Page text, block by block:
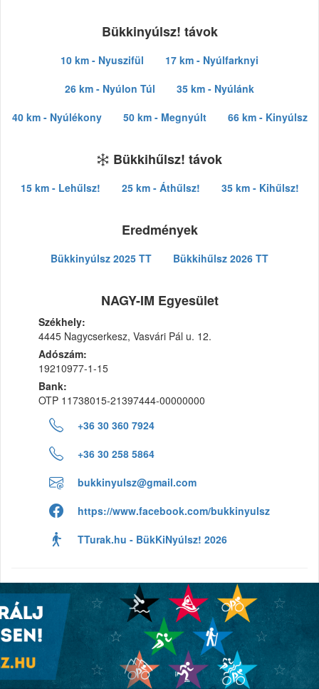
Bükkinyúlsz! távok
10 km - Nyuszifül
17 km - Nyúlfarknyi
26 km - Nyúlon Túl
35 km - Nyúlánk
40 km - Nyúlékony
50 km - Megnyúlt 66 km - Kinyúlsz
Bükkihűlsz! távok
15 km - Lehűlsz! 25 km - Áthűlsz! 35 km - Kihűlsz!
Eredmények
Bükkinyúlsz 2025 TT Bükkihűlsz 2026 TT
NAGY-IM Egyesület
Székhely:
4445 Nagycserkesz, Vasvári Pál u. 12.
Adószám:
19210977-1-15
Bank:
OTP 11738015-21397444-00000000
+36 30 360 7924
+36 30 258 5864
bukkinyulsz@gmail.com
https://www.facebook.com/bukkinyulsz
TTurak.hu - BükKiNyúlsz! 2026